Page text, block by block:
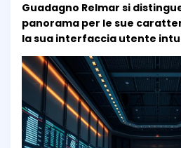
Guadagno Relmar si
panorama per le sue
la sua interfaccia utente